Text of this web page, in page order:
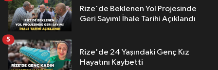
Rize'de Beklenen Yol Projesinde
Geri Sayım! İhale Tarihi Açıklandı
Rize'de 24 Yaşındaki Genç Kız
Hayatını Kaybetti
5